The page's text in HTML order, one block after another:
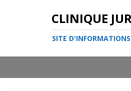
CLINIQUE
SITE D'INFORMATIONS